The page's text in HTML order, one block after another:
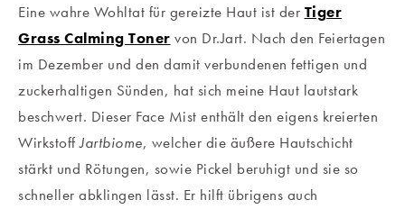
Eine wahre Wohltat für gereizte Haut ist der Tiger
Grass Calming Toner von Dr.Jart. Nach den Feiertagen
im Dezember und den damit verbundenen fettigen und
zuckerhaltigen Sünden, hat sich meine Haut lautstark
beschwert. Dieser Face Mist enthält den eigens kreierten
WirkstoffJartbiome, welcher die äußere Hautschicht
stärkt und Rötungen, sowie Pickel beruhigt und sie so
schneller abklingen lässt. Er hilft übrigens auch